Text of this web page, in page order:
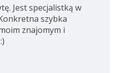
Jest specjalistką w
szybka
znajomym i